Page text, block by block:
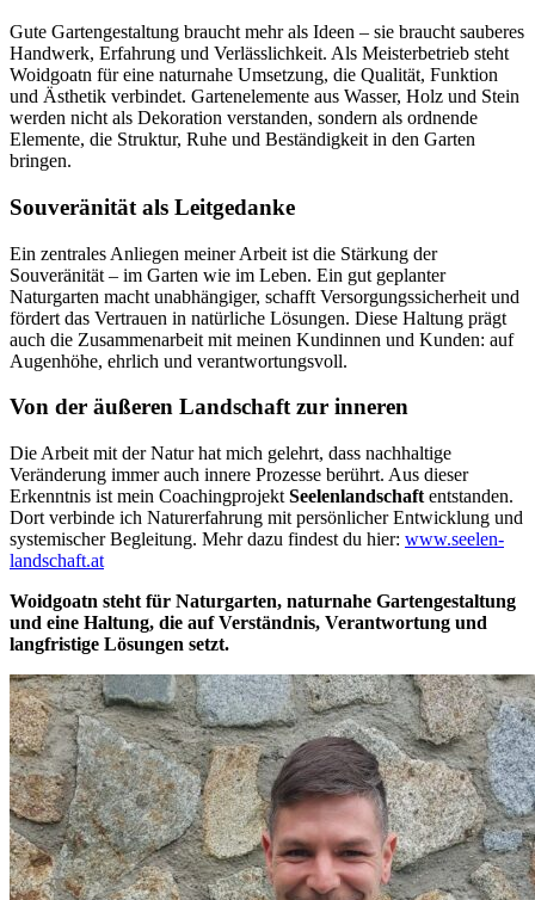
Gute Gartengestaltung braucht mehr als Ideen – sie braucht sauberes
Handwerk, Erfahrung und Verlässlichkeit. Als Meisterbetrieb steht
Woidgoatn für eine naturnahe Umsetzung, die Qualität, Funktion
und Ästhetik verbindet. Gartenelemente aus Wasser, Holz und Stein
werden nicht als Dekoration verstanden, sondern als ordnende
Elemente, die Struktur, Ruhe und Beständigkeit in den Garten
bringen.
Souveränität als Leitgedanke
Ein zentrales Anliegen meiner Arbeit ist die Stärkung der
Souveränität – im Garten wie im Leben. Ein gut geplanter
Naturgarten macht unabhängiger, schafft Versorgungssicherheit und
fördert das Vertrauen in natürliche Lösungen. Diese Haltung prägt
auch die Zusammenarbeit mit meinen Kundinnen und Kunden: auf
Augenhöhe, ehrlich und verantwortungsvoll.
Von der äußeren Landschaft zur inneren
Die Arbeit mit der Natur hat mich gelehrt, dass nachhaltige
Veränderung immer auch innere Prozesse berührt. Aus dieser
Erkenntnis ist mein Coachingprojekt Seelenlandschaft entstanden.
Dort verbinde ich Naturerfahrung mit persönlicher Entwicklung und
systemischer Begleitung. Mehr dazu findest du hier: www.seelen-
landschaft.at
Woidgoatn steht für Naturgarten, naturnahe Gartengestaltung
und eine Haltung, die auf Verständnis, Verantwortung und
langfristige Lösungen setzt.